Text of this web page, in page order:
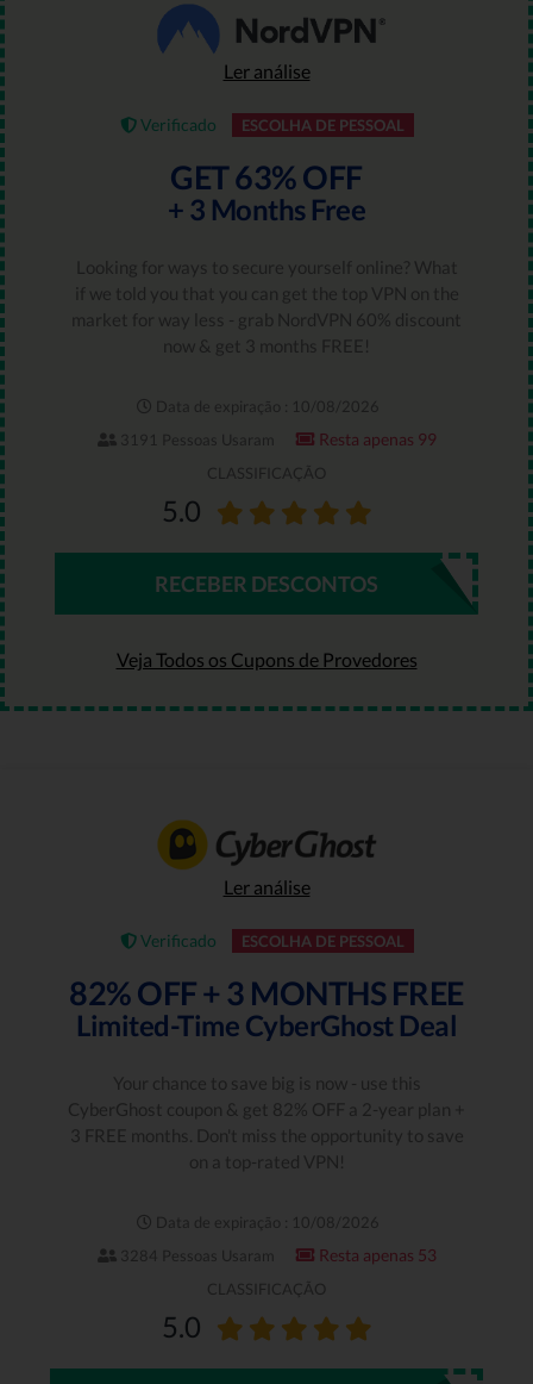
Ler análise
Verificado ESCOLHA DE PESSOAL
GET 63% OFF
+ 3 Months Free
Looking for ways to secure yourself online? What
if we told you that you can get the top VPN on the
market for way less - grab NordVPN 60% discount
now & get 3 months FREE!
Data de expiração : 10/08/2026
3191 Pessoas Usaram
Resta apenas 99
CLASSIFICAÇÃO
5.0
RECEBER DESCONTOS
Veja Todos os Cupons de Provedores
Ler análise
Verificado ESCOLHA DE PESSOAL
82% OFF + 3 MONTHS FREE
Limited-Time CyberGhost Deal
Your chance to save big is now - use this
CyberGhost coupon & get 82% OFF a 2-year plan +
3 FREE months. Don't miss the opportunity to save
on a top-rated VPN!
Data de expiração : 10/08/2026
3284 Pessoas Usaram
Resta apenas 53
CLASSIFICAÇÃO
5.0